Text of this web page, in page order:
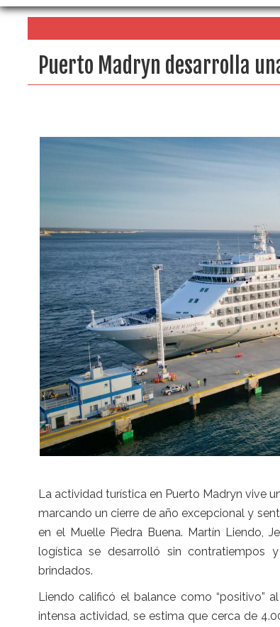
Puerto Madryn desarrolla
La actividad turística en Puerto Madryn vive
marcando un cierre de año excepcional y
en el Muelle Piedra Buena. Martín Liendo,
logística se desarrolló sin contratiempos
brindados.
Liendo calificó el balance como “positivo”
intensa actividad, se estima que cerca de